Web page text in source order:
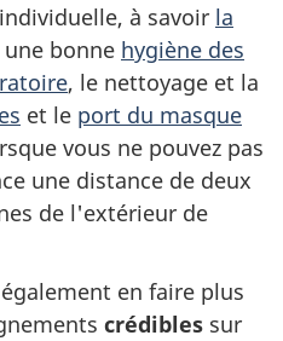
à savoir la
une bonne hygiène des
, le nettoyage et la
et le port du masque
vous ne pouvez pas
une distance de deux
de l'extérieur de
en faire plus
crédibles sur